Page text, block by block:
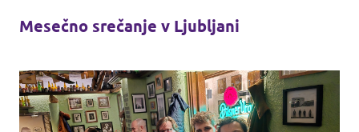
Mesečno srečanje v Ljubljani